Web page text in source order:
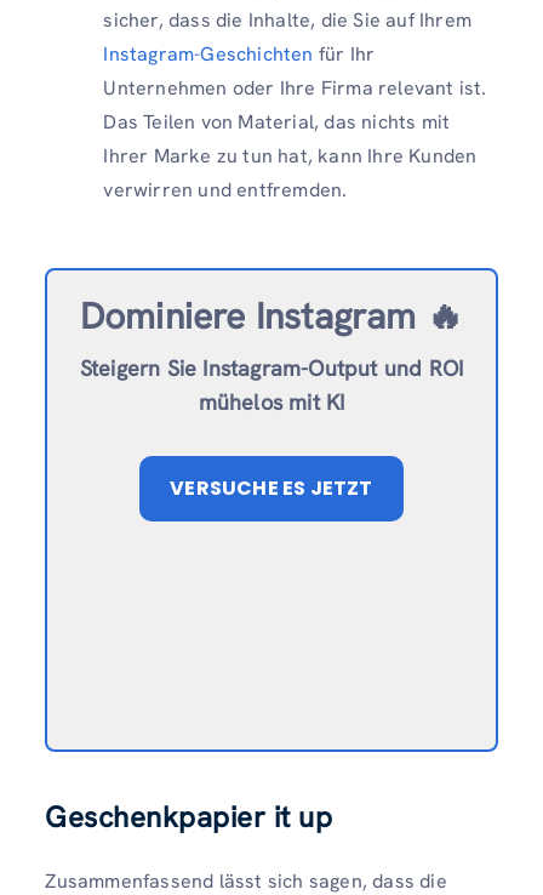
sicher, dass die Inhalte, die Sie auf Ihrem
Instagram-Geschichten für Ihr
Unternehmen oder Ihre Firma relevant ist.
Das Teilen von Material, das nichts mit
Ihrer Marke zu tun hat, kann Ihre Kunden
verwirren und entfremden.
Dominiere Instagram 🔥
Steigern Sie Instagram-Output und ROI
mühelos mit KI
VERSUCHE ES JETZT
Geschenkpapier it up
Zusammenfassend lässt sich sagen, dass die